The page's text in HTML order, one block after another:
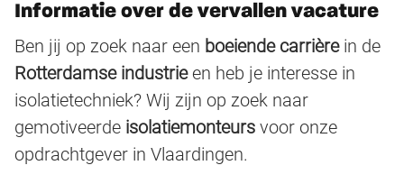
Informatie over de vervallen vacature
Ben jij op zoek naar een boeiende carrièrein de
Rotterdamse industrieen heb je interesse in
isolatietechniek? Wij zijn op zoek naar
gemotiveerde isolatiemonteurs voor onze
opdrachtgever in Vlaardingen.